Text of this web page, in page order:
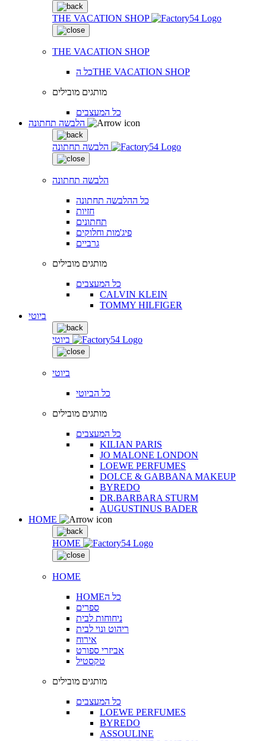
THE VACATION SHOP
THE VACATION SHOP
כל הTHE VACATION SHOP
מותגים מובילים
כל המעצבים
הלבשה תחתונה
הלבשה תחתונה
כל ההלבשה תחתונה
חזיות
תחתונים
פיג'מות וחלוקים
גרביים
מותגים מובילים
כל המעצבים
CALVIN KLEIN
TOMMY HILFIGER
ביוטי
ביוטי
ביוטי
כל הביוטי
מותגים מובילים
כל המעצבים
KILIAN PARIS
JO MALONE LONDON
LOEWE PERFUMES
DOLCE & GABBANA MAKEUP
BYREDO
DR.BARBARA STURM
AUGUSTINUS BADER
HOME
HOME
HOME
HOMEכל ה
ספרים
ניחוחות לבית
ריהוט ונוי לבית
אירוח
אביזרי ספורט
טקסטיל
מותגים מובילים
כל המעצבים
LOEWE PERFUMES
BYREDO
ASSOULINE